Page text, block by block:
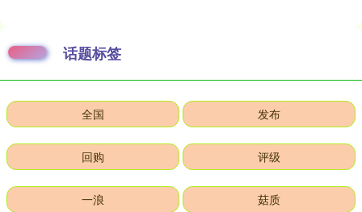
话题标签
全国 发布
回购 评级
一浪 菇质